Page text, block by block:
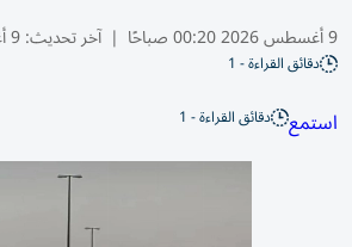
9 أغسطس 2026 00:20 صباحًا | آخر تحديث:9 أغسطس 00:21 2026
دقائق القراءة - 1
استمع دقائق القراءة - 1